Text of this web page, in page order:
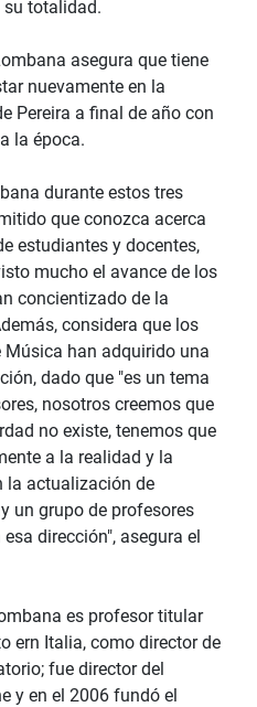
su totalidad.
asegura que tiene
nuevamente en la
Pereira a final de año con
la época.
durante estos tres
que conozca acerca
estudiantes y docentes,
mucho el avance de los
concientizado de la
considera que los
Música han adquirido una
dado que "es un tema
nosotros creemos que
no existe, tenemos que
a la realidad y la
la actualización de
un grupo de profesores
dirección", asegura el
es profesor titular
ern Italia, como director de
fue director del
y en el 2006 fundó el